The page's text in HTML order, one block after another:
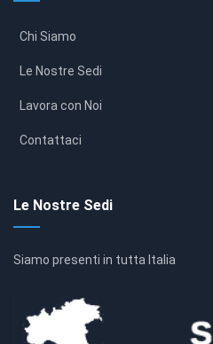
Chi Siamo
Le Nostre Sedi
Lavora con Noi
Contattaci
Le Nostre Sedi
Siamo presenti in tutta Italia